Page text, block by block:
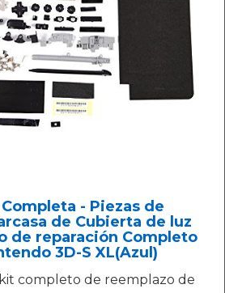
- Piezas de
de Cubierta de luz
de reparación Completo
3D-S XL(Azul)
completo de reemplazo de